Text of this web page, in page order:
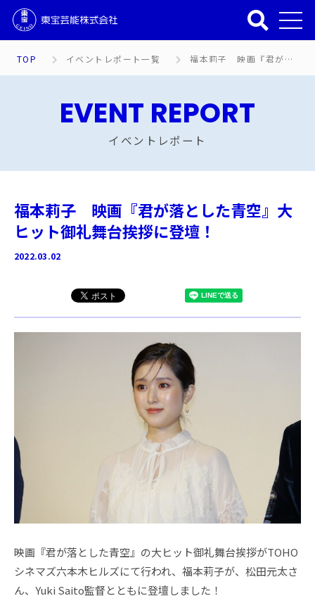
TOP イベントレポート一覧 福本莉子 映画『君が落とした青空』大ヒット御礼舞台挨拶に登壇！
EVENT REPORT
イベントレポート
福本莉子 映画『君が落とした青空』大
ヒット御礼舞台挨拶に登壇！
2022.03.02
映画『君が落とした青空』の大ヒット御礼舞台挨拶がTOHO
シネマズ六本木ヒルズにて行われ、福本莉子が、松田元太さ
ん、Yuki Saito監督とともに登壇しました！